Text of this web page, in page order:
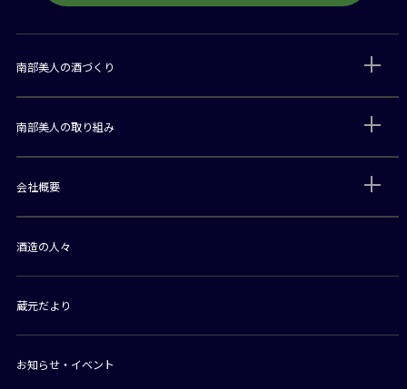
南部美人の酒づくり
南部美人の取り組み
会社概要
酒造の人々
蔵元だより
お知らせ・イベント